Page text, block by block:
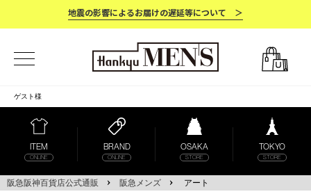
地震の影響によるお届けの遅延等について ＞
ゲスト様
ITEM
ONLINE
BRAND
ONLINE
OSAKA
STORE
TOKYO
STORE
阪急阪神百貨店公式通販 阪急メンズ アート